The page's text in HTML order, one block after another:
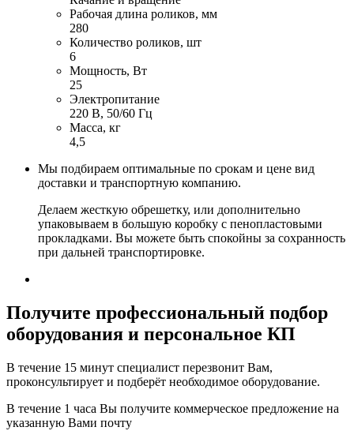
Рабочая длина роликов, мм
280
Количество роликов, шт
6
Мощность, Вт
25
Электропитание
220 В, 50/60 Гц
Масса, кг
4,5
Мы подбираем оптимальные по срокам и цене вид
доставки и транспортную компанию.
Делаем жесткую обрешетку, или дополнительно
упаковываем в большую коробку с пенопластовыми
прокладками. Вы можете быть спокойны за сохранность
при дальней транспортировке.
Получите профессиональный подбор
оборудования и персональное КП
В течение 15 минут специалист перезвонит Вам,
проконсультирует и подберёт необходимое оборудование.
В течение 1 часа Вы получите коммерческое предложение на
указанную Вами почту